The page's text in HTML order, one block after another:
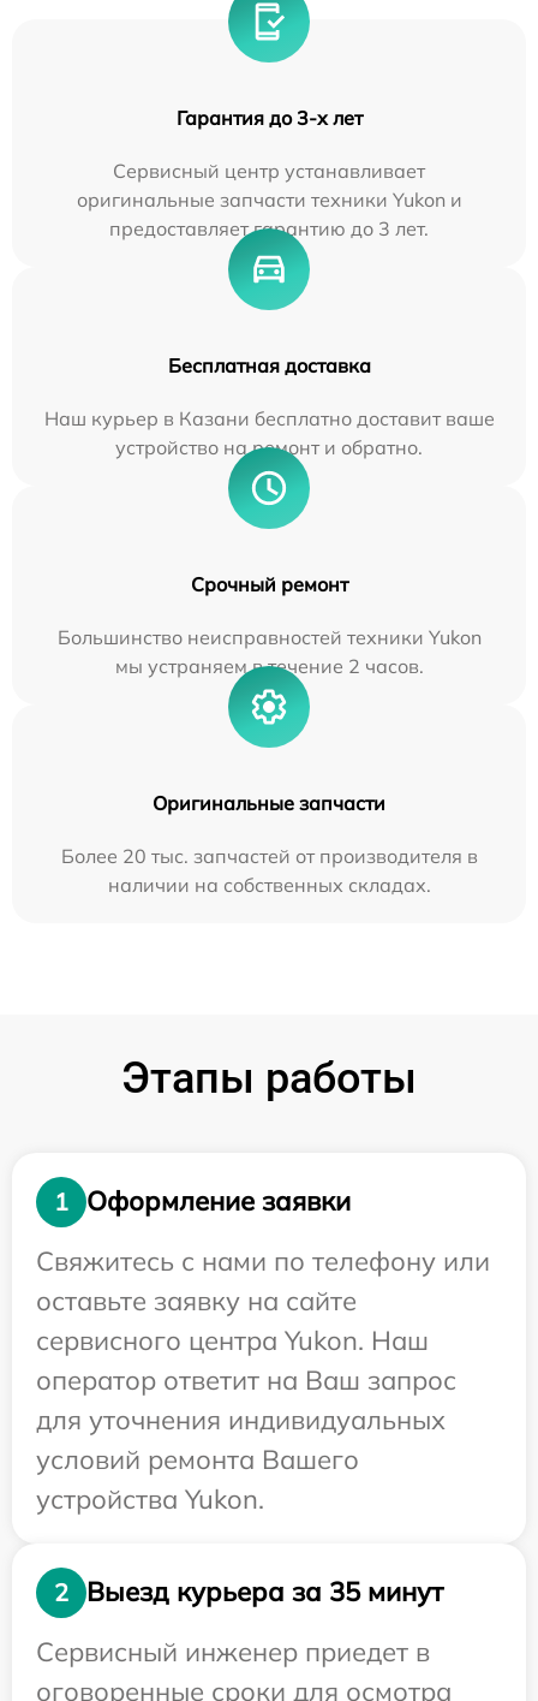
Гарантия до 3-х лет
Сервисный центр устанавливает
оригинальные запчасти техники Yukon и
предоставляет гарантию до 3 лет.
Бесплатная доставка
Наш курьер в Казани бесплатно доставит ваше
устройство на ремонт и обратно.
Срочный ремонт
Большинство неисправностей техники Yukon
мы устраняем в течение 2 часов.
Оригинальные запчасти
Более 20 тыс. запчастей от производителя в
наличии на собственных складах.
Этапы работы
1
Оформление заявки
Свяжитесь с нами по телефону или
оставьте заявку на сайте
сервисного центра Yukon. Наш
оператор ответит на Ваш запрос
для уточнения индивидуальных
условий ремонта Вашего
устройства Yukon.
2
Выезд курьера за 35 минут
Сервисный инженер приедет в
оговоренные сроки для осмотра